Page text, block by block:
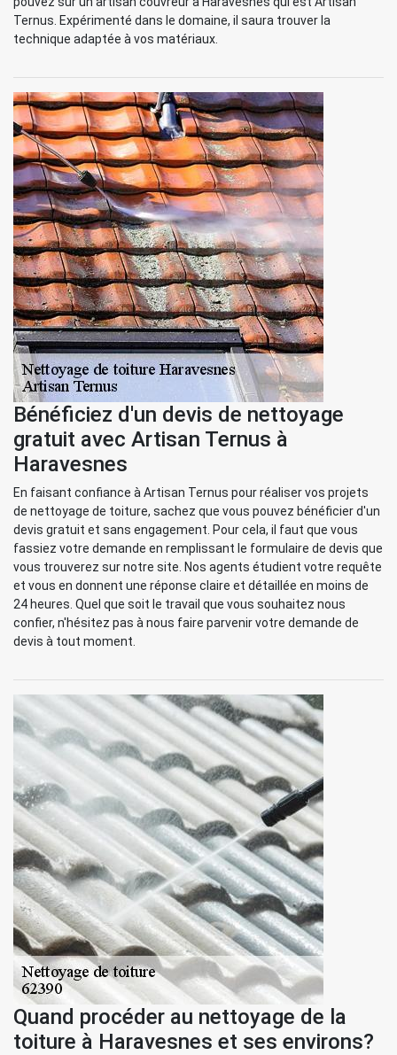
Ternus. Expérimenté dans le domaine, il saura trouver la
technique adaptée à vos matériaux.
Bénéficiez d'un devis de nettoyage
gratuit avec Artisan Ternus à
Haravesnes
En faisant confiance à Artisan Ternus pour réaliser vos projets
de nettoyage de toiture, sachez que vous pouvez bénéficier d'un
devis gratuit et sans engagement. Pour cela, il faut que vous
fassiez votre demande en remplissant le formulaire de devis que
vous trouverez sur notre site. Nos agents étudient votre requête
et vous en donnent une réponse claire et détaillée en moins de
24 heures. Quel que soit le travail que vous souhaitez nous
confier, n'hésitez pas à nous faire parvenir votre demande de
devis à tout moment.
Quand procéder au nettoyage de la
toiture à Haravesnes et ses environs?